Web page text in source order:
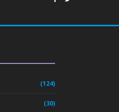
(124)
(30)